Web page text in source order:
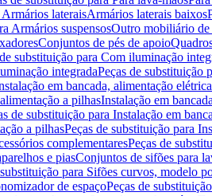
Armários lateraisArmários laterais baixos
Armários suspensosOutro mobiliário de
Conjuntos de pés de apoio
substituição para Com iluminação
integradaPeças de substituição
em bancada, alimentação elétrica
a pilhasInstalação em
de substituição para Instalação em
a pilhasPeças de substituição para
complementaresPeças de
e piasConjuntos de sifões para
para Sifões curvos, modelo
de espaçoPeças de